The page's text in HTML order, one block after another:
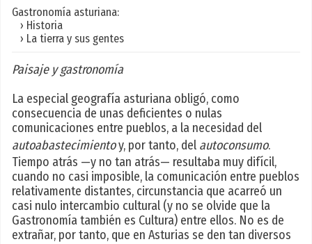
Gastronomía asturiana:
› Historia
› La tierra y sus gentes
Paisaje y gastronomía
La especial geografía asturiana obligó, como
consecuencia de unas deficientes o nulas
comunicaciones entre pueblos, a la necesidad del
autoabastecimientoy, por tanto, del autoconsumo.
Tiempo atrás —y no tan atrás— resultaba muy difícil,
cuando no casi imposible, la comunicación entre pueblos
relativamente distantes, circunstancia que acarreó un
casi nulo intercambio cultural (y no se olvide que la
Gastronomía también es Cultura) entre ellos. No es de
extrañar, por tanto, que en Asturias se den tan diversos